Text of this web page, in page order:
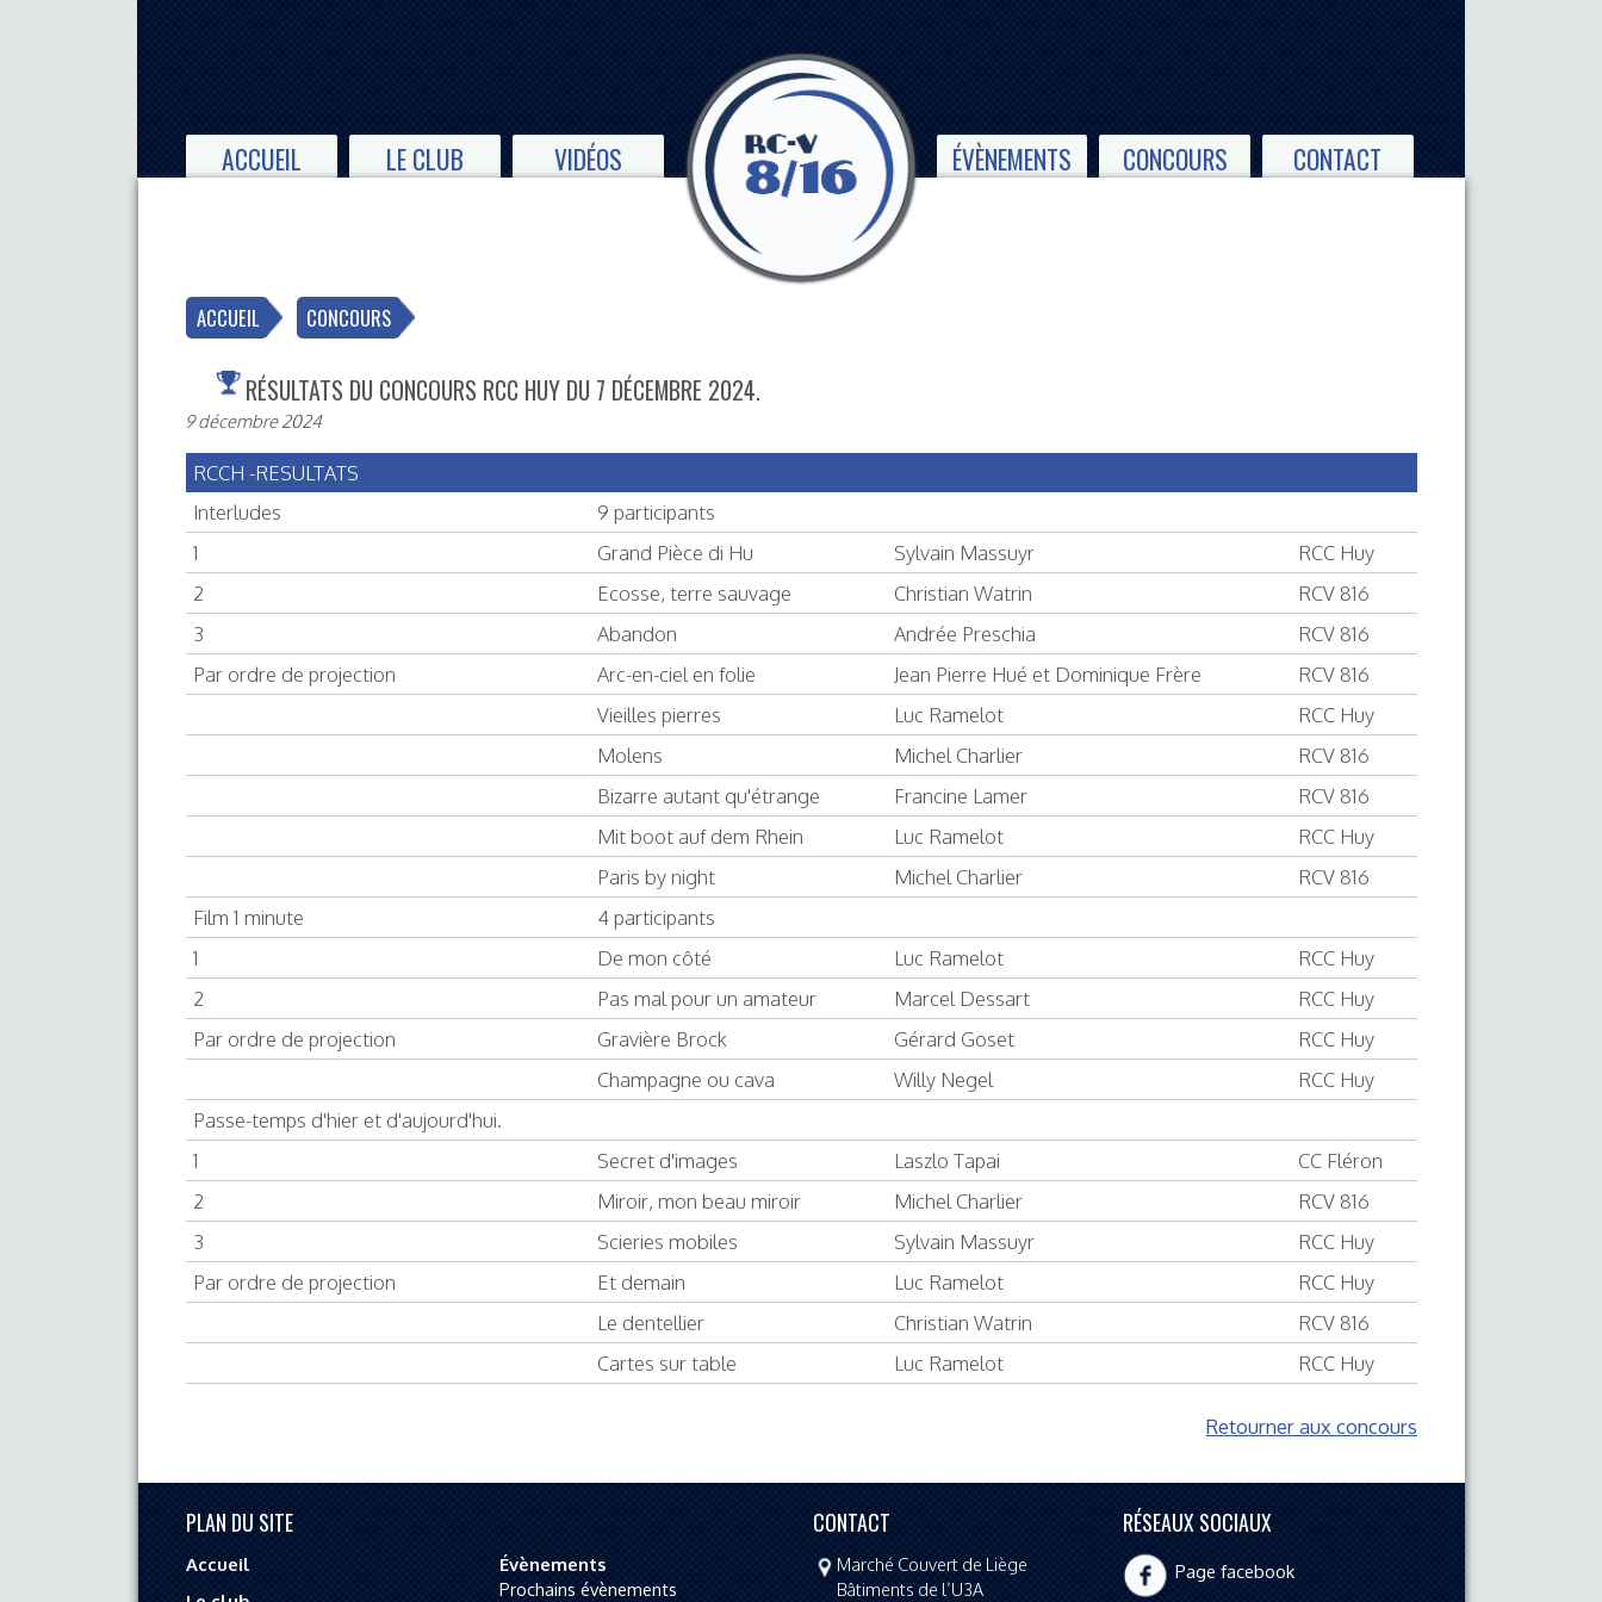
ACCUEIL LE CLUB VIDÉOS ÉVÈNEMENTS CONCOURS CONTACT
ACCUEIL CONCOURS
RÉSULTATS DU CONCOURS RCC HUY DU 7 DÉCEMBRE 2024.
9 décembre 2024
RCCH -RESULTATS
Interludes
9 participants
1
Grand Pièce di Hu Sylvain Massuyr
RCC Huy
2
Ecosse, terre sauvage Christian Watrin
RCV 816
3
Abandon Andrée Preschia
RCV 816
Par ordre de projection
Arc-en-ciel en folie Jean Pierre Hué et Dominique Frère
RCV 816
Vieilles pierres
Luc Ramelot
RCC Huy
Molens
Michel Charlier
RCV 816
Bizarre autant qu'étrange
Francine Lamer
RCV 816
Mit boot auf dem Rhein
Luc Ramelot
RCC Huy
Paris by night
Michel Charlier
RCV 816
Film 1 minute
4 participants
1
De mon côté Luc Ramelot
RCC Huy
2
Pas mal pour un amateur Marcel Dessart
RCC Huy
Par ordre de projection
Gravière Brock Gérard Goset
RCC Huy
Champagne ou cava
Willy Negel
RCC Huy
Passe-temps d'hier et d'aujourd'hui.
1
Secret d'images Laszlo Tapai
CC Fléron
2
Miroir, mon beau miroir Michel Charlier
RCV 816
3
Scieries mobiles Sylvain Massuyr
RCC Huy
Par ordre de projection
Et demain Luc Ramelot
RCC Huy
Le dentellier
Christian Watrin
RCV 816
Cartes sur table
Luc Ramelot RCC Huy
Retourner aux concours
PLAN DU SITE
Accueil
Évènements
Prochains évènements
CONTACT
Marché Couvert de Liège
Bâtiments de l’U3A
RÉSEAUX SOCIAUX
Page facebook